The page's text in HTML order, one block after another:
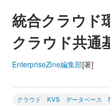
統合クラウド
クラウド共通
EnterpriseZine編集部[著]
クラウド KVS データベース